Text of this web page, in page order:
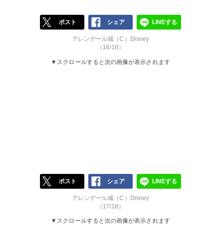
ポスト シェア LINEする
アレンデール城（C）Disney
（16/18）
▼スクロールすると次の画像が表示されます
ポスト シェア LINEする
アレンデール城（C）Disney
（17/18）
▼スクロールすると次の画像が表示されます